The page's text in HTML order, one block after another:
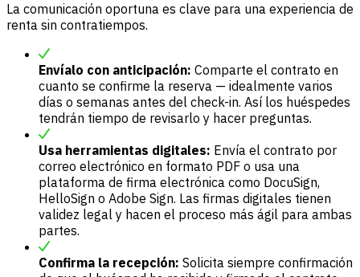
La comunicación oportuna es clave para una experiencia de
renta sin contratiempos.
Envíalo con anticipación: Comparte el contrato en
cuanto se confirme la reserva — idealmente varios
días o semanas antes del check-in. Así los huéspedes
tendrán tiempo de revisarlo y hacer preguntas.
Usa herramientas digitales: Envía el contrato por
correo electrónico en formato PDF o usa una
plataforma de firma electrónica como DocuSign,
HelloSign o Adobe Sign. Las firmas digitales tienen
validez legal y hacen el proceso más ágil para ambas
partes.
Confirma la recepción: Solicita siempre confirmación